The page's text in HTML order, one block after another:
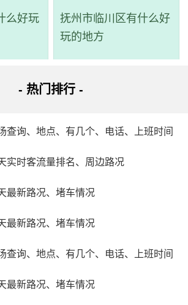
区
自治州大理市双廊镇
是洱海的一个岛屿，在双廊乡境内，拥
源。它面积广阔，四周环绕着水域，东
么好玩
抚州市临川区有什么好
玩的地方
- 热门排行 -
查询、地点、有几个、电话、上班时间
实时客流量排名、周边路况
最新路况、堵车情况
最新路况、堵车情况
查询、地点、有几个、电话、上班时间
最新路况、堵车情况